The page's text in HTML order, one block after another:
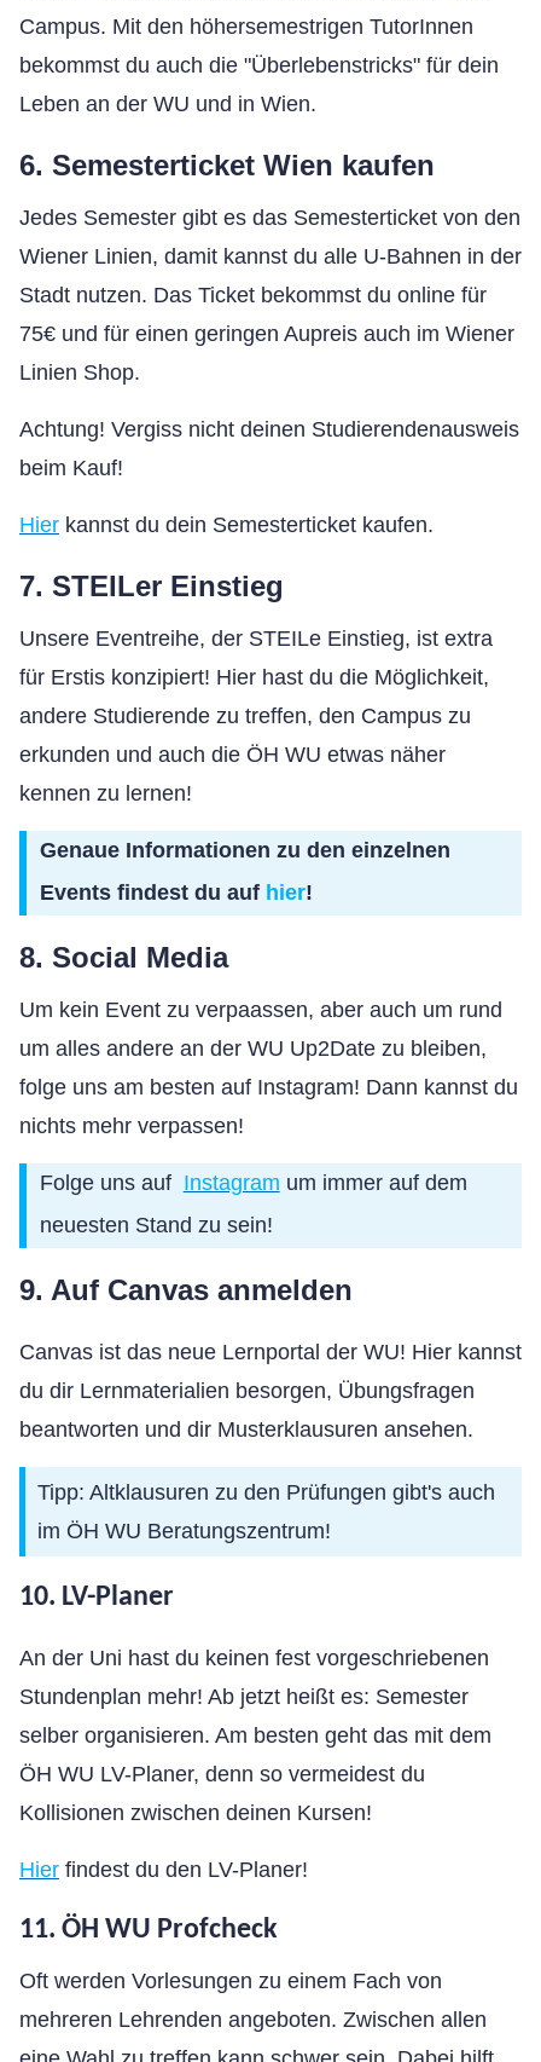
Campus. Mit den höhersemestrigen TutorInnen
bekommst du auch die "Überlebenstricks" für dein
Leben an der WU und in Wien.
6. Semesterticket Wien kaufen
Jedes Semester gibt es das Semesterticket von den
Wiener Linien, damit kannst du alle U-Bahnen in der
Stadt nutzen. Das Ticket bekommst du online für
75€ und für einen geringen Aupreis auch im Wiener
Linien Shop.
Achtung! Vergiss nicht deinen Studierendenausweis
beim Kauf!
Hier kannst du dein Semesterticket kaufen.
7. STEILer Einstieg
Unsere Eventreihe, der STEILe Einstieg, ist extra
für Erstis konzipiert! Hier hast du die Möglichkeit,
andere Studierende zu treffen, den Campus zu
erkunden und auch die ÖH WU etwas näher
kennen zu lernen!
Genaue Informationen zu den einzelnen
Events findest du auf hier!
8. Social Media
Um kein Event zu verpaassen, aber auch um rund
um alles andere an der WU Up2Date zu bleiben,
folge uns am besten auf Instagram! Dann kannst du
nichts mehr verpassen!
Folge uns auf Instagram um immer auf dem
neuesten Stand zu sein!
9. Auf Canvas anmelden
Canvas ist das neue Lernportal der WU! Hier kannst
du dir Lernmaterialien besorgen, Übungsfragen
beantworten und dir Musterklausuren ansehen.
Tipp: Altklausuren zu den Prüfungen gibt's auch
im ÖH WU Beratungszentrum!
10. LV-Planer
An der Uni hast du keinen fest vorgeschriebenen
Stundenplan mehr! Ab jetzt heißt es: Semester
selber organisieren. Am besten geht das mit dem
ÖH WU LV-Planer, denn so vermeidest du
Kollisionen zwischen deinen Kursen!
Hier findest du den LV-Planer!
11. ÖH WU Profcheck
Oft werden Vorlesungen zu einem Fach von
mehreren Lehrenden angeboten. Zwischen allen